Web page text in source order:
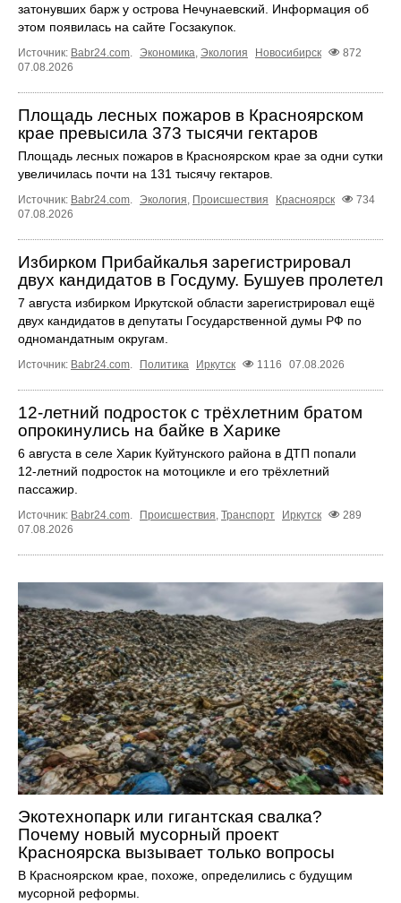
затонувших барж у острова Нечунаевский. Информация об
этом появилась на сайте Госзакупок.
Источник: Babr24.com. Экономика, Экология Новосибирск
872
07.08.2026
Площадь лесных пожаров в Красноярском
крае превысила 373 тысячи гектаров
Площадь лесных пожаров в Красноярском крае за одни сутки
увеличилась почти на 131 тысячу гектаров.
Источник: Babr24.com. Экология, Происшествия Красноярск
734
07.08.2026
Избирком Прибайкалья зарегистрировал
двух кандидатов в Госдуму. Бушуев пролетел
7 августа избирком Иркутской области зарегистрировал ещё
двух кандидатов в депутаты Государственной думы РФ по
одномандатным округам.
Источник: Babr24.com. Политика Иркутск 1116 07.08.2026
12‑летний подросток с трёхлетним братом
опрокинулись на байке в Харике
6 августа в селе Харик Куйтунского района в ДТП попали
12‑летний подросток на мотоцикле и его трёхлетний
пассажир.
Источник: Babr24.com. Происшествия, Транспорт Иркутск
289
07.08.2026
Экотехнопарк или гигантская свалка?
Почему новый мусорный проект
Красноярска вызывает только вопросы
В Красноярском крае, похоже, определились с будущим
мусорной реформы.